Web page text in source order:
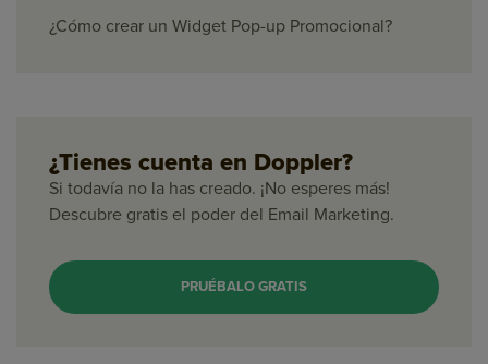
¿Cómo crear un Widget Pop-up Promocional?
¿Tienes cuenta en Doppler?
Si todavía no la has creado. ¡No esperes más!
Descubre gratis el poder del Email Marketing.
PRUÉBALO GRATIS